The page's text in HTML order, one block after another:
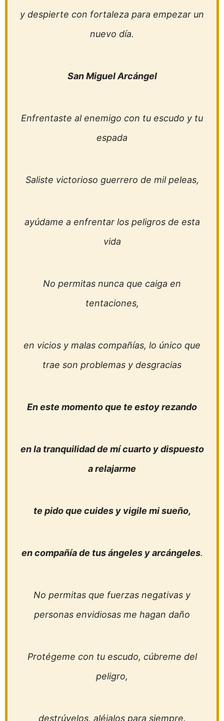
y despierte con fortaleza para empezar un
nuevo día.
San Miguel Arcángel
Enfrentaste al enemigo con tu escudo y tu
espada
Saliste victorioso guerrero de mil peleas,
ayúdame a enfrentar los peligros de esta
vida
No permitas nunca que caiga en
tentaciones,
en vicios y malas compañías, lo único que
trae son problemas y desgracias
En este momento que te estoy rezando
en la tranquilidad de mí cuarto y dispuesto
a relajarme
te pido que cuides y vigile mi sueño,
en compañía de tus ángeles y arcángeles.
No permitas que fuerzas negativas y
personas envidiosas me hagan daño
Protégeme con tu escudo, cúbreme del
peligro,
destrúyelos, aléjalos para siempre.